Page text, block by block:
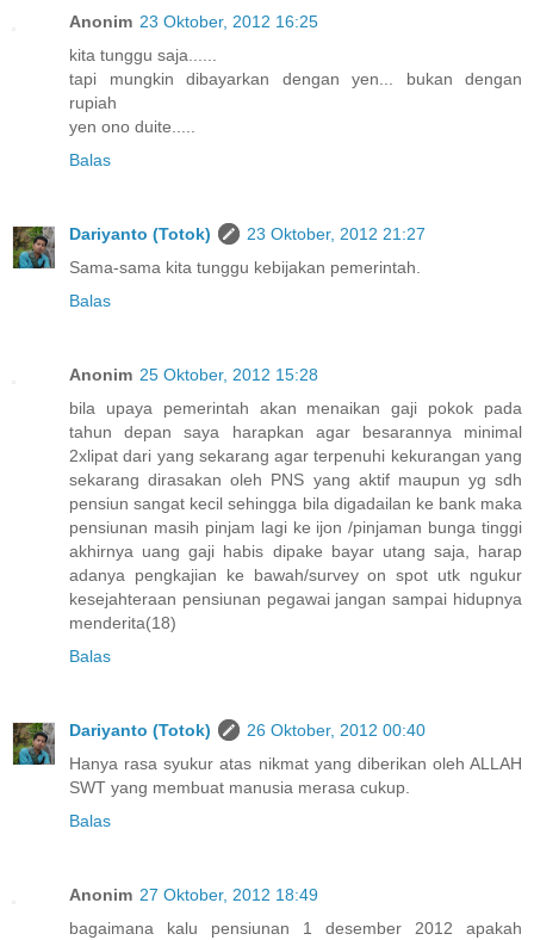
Anonim 23 Oktober, 2012 16:25
kita tunggu saja......
tapi mungkin dibayarkan dengan yen... bukan dengan
rupiah
yen ono duite.....
Balas
Dariyanto (Totok)
23 Oktober, 2012 21:27
Sama-sama kita tunggu kebijakan pemerintah.
Balas
Anonim 25 Oktober, 2012 15:28
bila upaya pemerintah akan menaikan gaji pokok pada
tahun depan saya harapkan agar besarannya minimal
2xlipat dari yang sekarang agar terpenuhi kekurangan yang
sekarang dirasakan oleh PNS yang aktif maupun yg sdh
pensiun sangat kecil sehingga bila digadailan ke bank maka
pensiunan masih pinjam lagi ke ijon /pinjaman bunga tinggi
akhirnya uang gaji habis dipake bayar utang saja, harap
adanya pengkajian ke bawah/survey on spot utk ngukur
kesejahteraan pensiunan pegawai jangan sampai hidupnya
menderita(18)
Balas
Dariyanto (Totok)
26 Oktober, 2012 00:40
Hanya rasa syukur atas nikmat yang diberikan oleh ALLAH
SWT yang membuat manusia merasa cukup.
Balas
Anonim 27 Oktober, 2012 18:49
bagaimana kalu pensiunan 1 desember 2012 apakah